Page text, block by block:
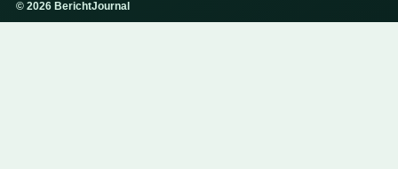
© 2026 BerichtJournal